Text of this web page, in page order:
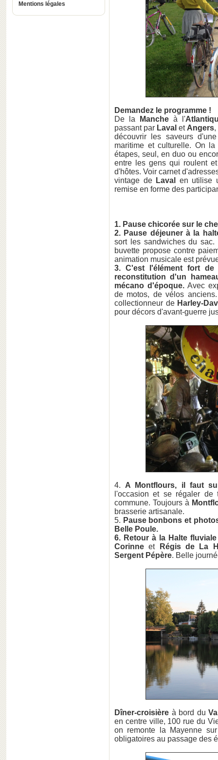
Mentions légales
Demandez le programme !
De la Mancheà l'
passant par Laval et Angers
découvrir les saveurs
maritime et culturelle. On
étapes, seul, en duo ou
entre les gens qui roulent
d'hôtes. Voir carnet
vintage de Laval
en utilise
remise en forme des
1. Pause chicorée sur le
2. Pause déjeuner à la
sort les sandwiches du
buvette propose contre
animation musicale est
3. C'est l'élément fort
reconstitution d'un
mécano d'époque.Avec
de motos, de vélos
collectionneur de Harley-
pour décors d'avant-guerre
4. A Montflours, il faut
l'occasion et se régaler
commune. Toujours à
brasserie artisanale.
5. Pause bonbons et
Belle Poule.
6. Retour à la Halte
Corinne et
Régis de La
Sergent Pépère. Belle
Dîner-croisière à bord du
en centre ville, 100 rue du
on remonte la Mayenne
obligatoires au passage des